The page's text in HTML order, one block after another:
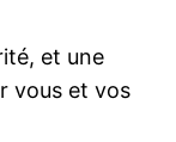
et une
vous et vos